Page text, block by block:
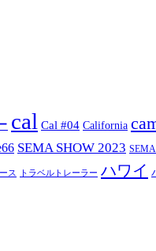
cal Cal #04 California
SEMA SHOW 2023
ス トラベルトレーラー ハワイ